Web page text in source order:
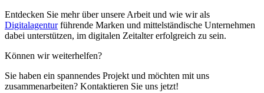
Entdecken Sie mehr über unsere Arbeit und wie wir als
Digitalagenturführende Marken und mittelständische Unternehmen
dabei unterstützen, im digitalen Zeitalter erfolgreich zu sein.
Können wir weiterhelfen?
Sie haben ein spannendes Projekt und möchten mit uns
zusammenarbeiten? Kontaktieren Sie uns jetzt!